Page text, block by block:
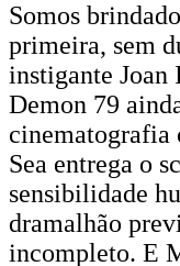
Somos
primeira, sem
instigante
Demon 79
cinematografia
Sea entrega o
sensibilidade
dramalhão
incompleto. E